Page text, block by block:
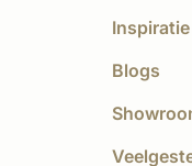
Inspiratie
Blogs